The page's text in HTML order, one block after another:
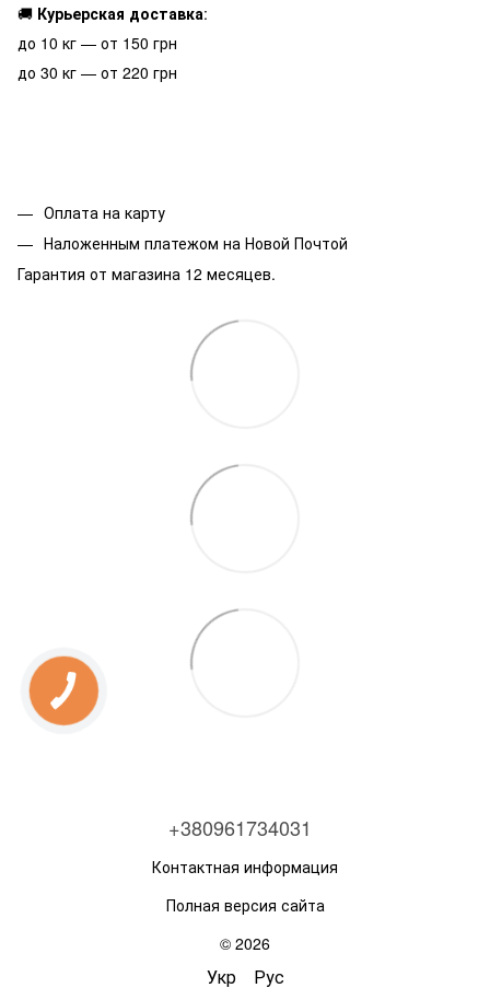
🚚 Курьерская доставка:
до 10 кг — от 150 грн
до 30 кг — от 220 грн
Оплата на карту
Наложенным платежом на Новой Почтой
Гарантия от магазина 12 месяцев.
+380961734031
Контактная информация
Полная версия сайта
© 2026
Укр Рус